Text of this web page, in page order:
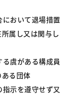
おいて退場措置
属し又は関与し
虞がある構成員
る団体
示を遵守せず又